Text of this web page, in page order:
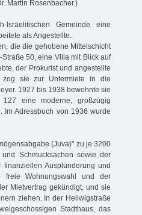
Martin Rosenbacher.)
Gemeinde eine
als Angestellte.
die die gehobene Mittelschicht
50, eine Villa mit Blick auf
der Prokurist und angestellte
zog sie zur Untermiete in die
1927 bis 1938 bewohnte sie
eine moderne, großzügig
Im Adressbuch von 1936 wurde
(Juva)" zu je 3200
Schmucksachen sowie der
Ausplünderung und
freie Wohnungswahl und der
Mietvertrag gekündigt, und sie
ziehen. In der Heilwigstraße
Stadthaus, das